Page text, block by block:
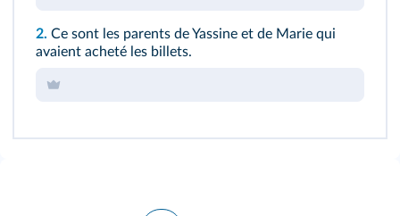
2. Ce sont les parents de Yassine et de Marie qui
avaient acheté les billets.